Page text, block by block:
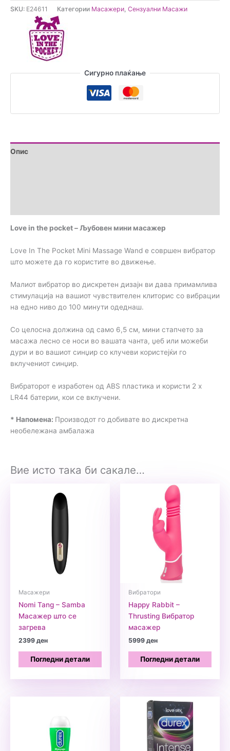
Љубовен
масажер
количина
SKU: E24611 Категории Масажери, Сензуални Масажи
Сигурно плаќање
Опис
Love in the pocket – Љубовен мини масажер
Love In The Pocket Mini Massage Wand е совршен вибратор
што можете да го користите во движење.
Малиот вибратор во дискретен дизајн ви дава примамлива
стимулација на вашиот чувствителен клиторис со вибрации
на едно ниво до 100 минути одеднаш.
Со целосна должина од само 6,5 см, мини стапчето за
масажа лесно се носи во вашата чанта, џеб или можеби
дури и во вашиот синџир со клучеви користејќи го
вклучениот синџир.
Вибраторот е изработен од ABS пластика и користи 2 x
LR44 батерии, кои се вклучени.
* Напомена: Производот го добивате во дискретна
необележана амбалажа
Вие исто така би сакале…
Масажери
Nomi Tang – Samba
Масажер што се
загрева
2399ден
Погледни детали
Вибратори
Happy Rabbit –
Thrusting Вибратор
масажер
5999ден
Погледни детали